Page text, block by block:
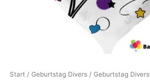
Start / Geburtstag Divers / Geburtstag Divers